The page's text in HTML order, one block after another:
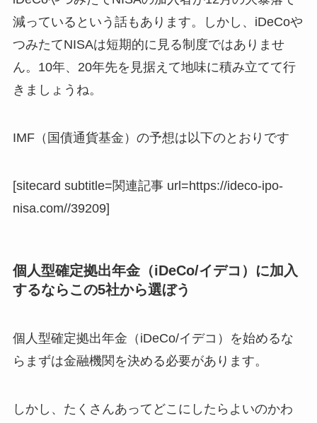
減っているという話もあります。しかし、iDeCoや
つみたてNISAは短期的に見る制度ではありませ
ん。10年、20年先を見据えて地味に積み立てて行
きましょうね。
IMF（国債通貨基金）の予想は以下のとおりです
[sitecard subtitle=関連記事 url=https://ideco-ipo-
nisa.com//39209]
個人型確定拠出年金（iDeCo/イデコ）に加入
するならこの5社から選ぼう
個人型確定拠出年金（iDeCo/イデコ）を始めるな
らまずは金融機関を決める必要があります。
しかし、たくさんあってどこにしたらよいのかわ